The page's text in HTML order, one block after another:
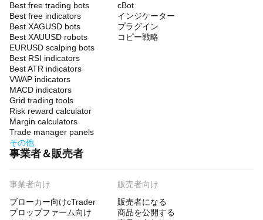
Best free trading bots
Best free indicators
Best XAGUSD bots
Best XAUUSD robots
EURUSD scalping bots
Best RSI indicators
Best ATR indicators
VWAP indicators
MACD indicators
Grid trading tools
Risk reward calculator
Margin calculators
Trade manager panels
その他
cBot
インジケーター
プラグイン
コピー戦略
事業者＆販売者
事業者向け
ブローカー向けcTrader
プロップファーム向け
販売者向け
販売者になる
商品を公開する